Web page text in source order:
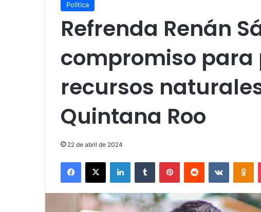
Política
Refrenda Renán
compromiso para
recursos
Quintana Roo
22 de abril de 2024
Facebook
X LinkedInTumblr PinterestReddit VKontakte